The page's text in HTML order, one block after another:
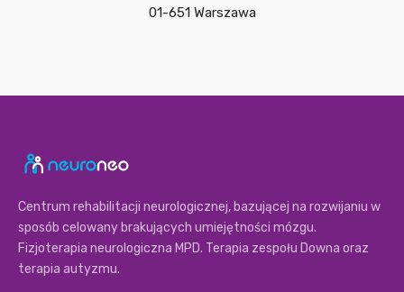
01-651 Warszawa
Centrum rehabilitacji neurologicznej, bazującej na rozwijaniu w
sposób celowany brakujących umiejętności mózgu.
Fizjoterapia neurologiczna MPD. Terapia zespołu Downa oraz
terapia autyzmu.